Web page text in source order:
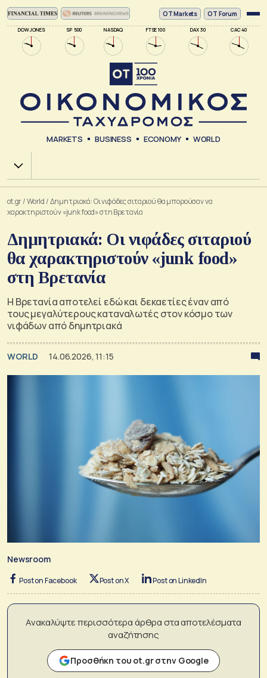
DOW JONES SP 500 NASDAQ FTSE 100 DAX 30 CAC 40
ΟΤ Markets OT Forum
MARKETS BUSINESS ECONOMY WORLD
Χ.Α.
ot.gr/World /Δημητριακά: Οι νιφάδες σιταριού θα μπορούσαν να
χαρακτηριστούν «junk food» στη Βρετανία
Δημητριακά: Οι νιφάδες σιταριού
θα χαρακτηριστούν «junk food»
στη Βρετανία
Η Βρετανία αποτελεί εδώ και δεκαετίες έναν από
τους μεγαλύτερους καταναλωτές στον κόσμο των
νιφάδων από δημητριακά
WORLD 14.06.2026, 11:15
Newsroom
Post on Facebook Post on X Post on LinkedIn
Ανακαλύψτε περισσότερα άρθρα στα αποτελέσματα
αναζήτησης
Προσθήκη του ot.gr στην Google